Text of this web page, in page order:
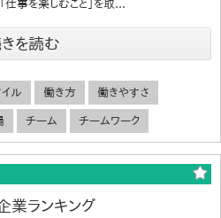
仕事を楽しむこと」を取...
を読む
ル 働き方 働きやすさ
チーム チームワーク
業ランキング